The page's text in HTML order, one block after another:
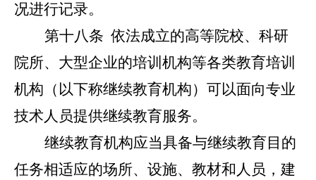
况进行记录。
第十八条 依法成立的高等院校、科研
院所、大型企业的培训机构等各类教育培训
机构（以下称继续教育机构）可以面向专业
技术人员提供继续教育服务。
继续教育机构应当具备与继续教育目的
任务相适应的场所、设施、教材和人员，建